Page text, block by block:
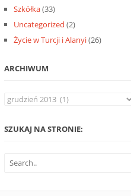
Szkółka(33)
Uncategorized (2)
Życie w Turcji i Alanyi(26)
ARCHIWUM
Archiwum
SZUKAJ NA STRONIE: